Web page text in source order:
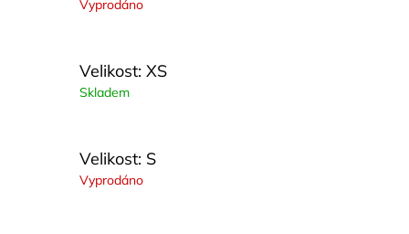
Vyprodáno
Velikost: XS
Skladem
Velikost: S
Vyprodáno